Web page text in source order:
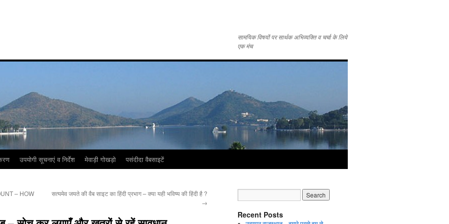
सामयिक विषयों पर सार्थक अभिव्यक्ति व चर्चा के लिये
एक मंच
उपयोगी सूचनाएं व निर्देश मेवाड़ी गोखड़ो पसंदीदा वैबसाइटें
– HOW
सत्यमेव जयते की वैब साइट का हिंदी प्रभाग – क्या यही भविष्य की हिंदी है ?
→
Recent Posts